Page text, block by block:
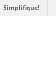
Simplifique!